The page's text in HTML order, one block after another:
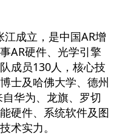
成立，是中国AR增
AR硬件、光学引擎
成员130人，核心技
士及哈佛大学、德州
华为、龙旗、罗切
硬件、系统软件及图
术实力。